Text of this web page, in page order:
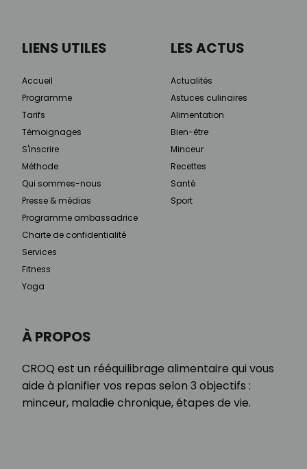
À PROPOS
CROQ est un rééquilibrage alimentaire qui vous
aide à planifier vos repas selon 3 objectifs :
minceur, maladie chronique, étapes de vie.
LIENS UTILES
Accueil
Programme
Tarifs
Témoignages
S'inscrire
Méthode
Qui sommes-nous
Presse & médias
Programme ambassadrice
Charte de confidentialité
Services
Fitness
Yoga
LES ACTUS
Actualités
Astuces culinaires
Alimentation
Bien-être
Minceur
Recettes
Santé
Sport